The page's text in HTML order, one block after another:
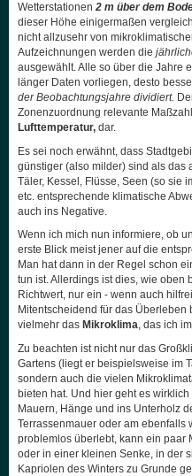
Wetterstationen 2 m über dem
dieser Höhe einigermaßen
nicht allzusehr von
Aufzeichnungen werden die
ausgewählt. Alle so über die Jahre
länger Daten vorliegen, desto
der Beobachtungsjahre dividiert.
Zonenzuordnung relevante
Lufttemperatur, dar.
Es sei noch erwähnt, dass
günstiger (also milder) sind als das
Täler, Kessel, Flüsse, Seen (so sie
etc. entsprechende klimatische
auch ins Negative.
Wenn ich mich nun informiere, ob
erste Blick meist jener auf die
Man hat dann in der Regel schon
tun ist. Allerdings ist dies, wie oben
Richtwert, nur ein - wenn auch
Mitentscheidend für das Überleben
vielmehr das Mikroklima, das ich
Zu beachten ist nicht nur das
Gartens (liegt er beispielsweise im
sondern auch die vielen
bieten hat. Und hier geht es
Mauern, Hänge und ins Unterholz
Terrassenmauer oder am ebenfalls
problemlos überlebt, kann ein paar
oder in einer kleinen Senke, in der
Kapriolen des Winters zu Grunde